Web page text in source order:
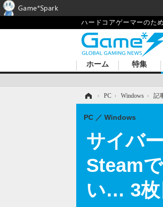
ハードコアゲーマーのた
ホーム 特集
› PC › Windows › 記
サイバ
Steam
い… 3枚
PC Windows
Game*Spark